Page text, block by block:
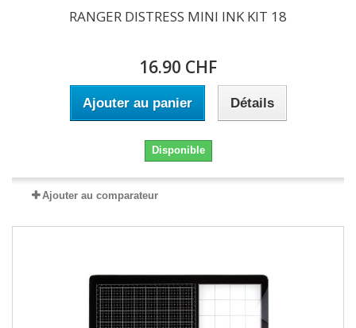
RANGER DISTRESS MINI INK KIT 18
16.90 CHF
Ajouter au panier Détails
Disponible
Ajouter au comparateur